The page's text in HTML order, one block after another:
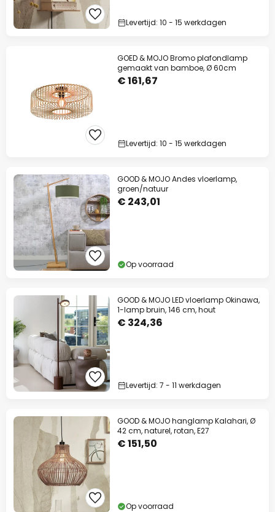
Levertijd: 10 - 15 werkdagen
GOED & MOJO Bromo plafondlamp
gemaakt van bamboe, Ø 60cm
€ 161,67
Levertijd: 10 - 15 werkdagen
GOOD & MOJO Andes vloerlamp,
groen/natuur
€ 243,01
Op voorraad
GOOD & MOJO LED vloerlamp Okinawa,
1-lamp bruin, 146 cm, hout
€ 324,36
Levertijd: 7 - 11 werkdagen
GOOD & MOJO hanglamp Kalahari, Ø
42 cm, naturel, rotan, E27
€ 151,50
Op voorraad